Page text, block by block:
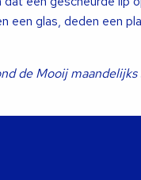
een glas, deden een
de Mooij